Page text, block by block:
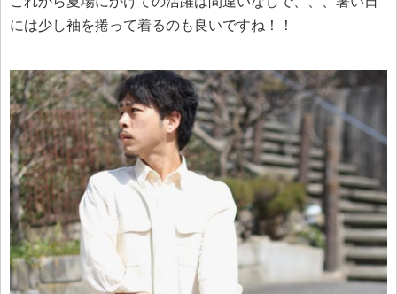
には少し袖を捲って着るのも良いですね！！